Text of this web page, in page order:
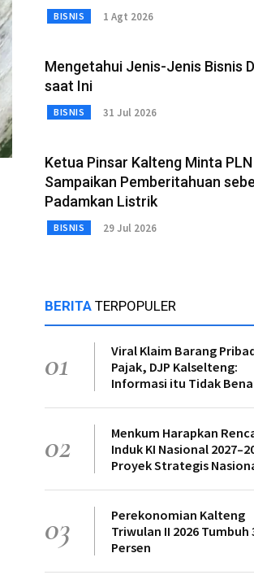
BISNIS 1 Agt 2026
Mengetahui Jenis-Jenis Bisnis
saat Ini
BISNIS 31 Jul 2026
Ketua Pinsar Kalteng Minta PLN
Sampaikan Pemberitahuan
Padamkan Listrik
BISNIS 29 Jul 2026
BERITA TERPOPULER
01
Viral Klaim Barang
Pajak, DJP Kalselteng:
Informasi itu Tidak
02
Menkum Harapkan
Induk KI Nasional
Proyek Strategis
03
Perekonomian Kalteng
Triwulan II 2026 Tumbuh
Persen